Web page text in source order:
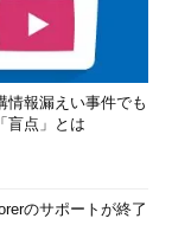
情報漏えい事件でも
盲点」とは
のサポートが終了